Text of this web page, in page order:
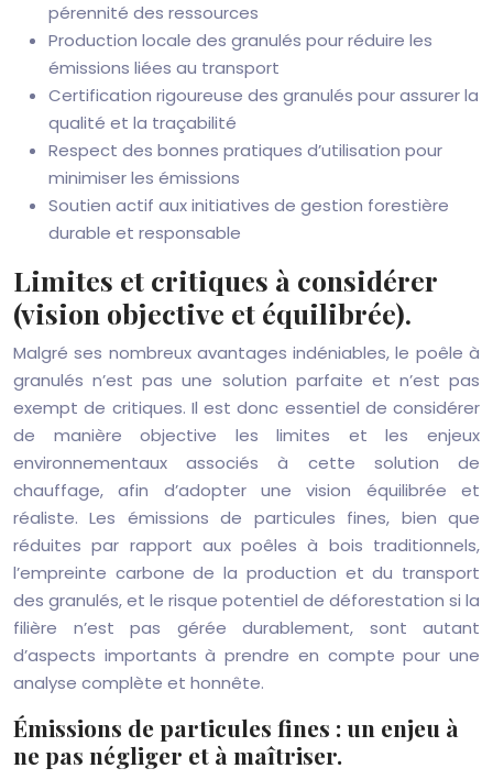
pérennité des ressources
Production locale des granulés pour réduire les
émissions liées au transport
Certification rigoureuse des granulés pour assurer la
qualité et la traçabilité
Respect des bonnes pratiques d’utilisation pour
minimiser les émissions
Soutien actif aux initiatives de gestion forestière
durable et responsable
Limites et critiques à considérer
(vision objective et équilibrée).
Malgré ses nombreux avantages indéniables, le poêle à
granulés n’est pas une solution parfaite et n’est pas
exempt de critiques. Il est donc essentiel de considérer
de manière objective les limites et les enjeux
environnementaux associés à cette solution de
chauffage, afin d’adopter une vision équilibrée et
réaliste. Les émissions de particules fines, bien que
réduites par rapport aux poêles à bois traditionnels,
l’empreinte carbone de la production et du transport
des granulés, et le risque potentiel de déforestation si la
filière n’est pas gérée durablement, sont autant
d’aspects importants à prendre en compte pour une
analyse complète et honnête.
Émissions de particules fines : un enjeu à
ne pas négliger et à maîtriser.